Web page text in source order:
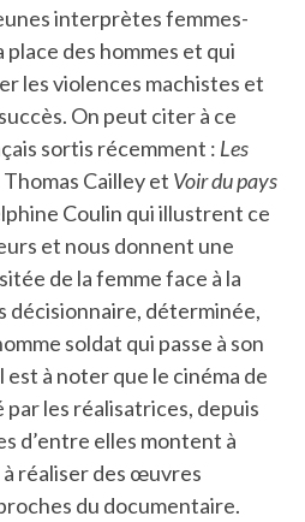
interprètes femmes-
des hommes et qui
les violences machistes et
On peut citer à ce
sortis récemment : Les
Cailley et Voir du pays
Coulin qui illustrent ce
et nous donnent une
de la femme face à la
décisionnaire, déterminée,
soldat qui passe à son
est à noter que le cinéma de
les réalisatrices, depuis
d’entre elles montent à
à réaliser des œuvres
du documentaire.